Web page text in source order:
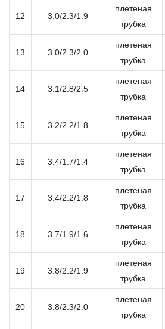
12 3.0/2.3/1.9
плетеная
трубка
13 3.0/2.3/2.0
плетеная
трубка
14 3.1/2.8/2.5
плетеная
трубка
15 3.2/2.2/1.8
плетеная
трубка
16 3.4/1.7/1.4
плетеная
трубка
17 3.4/2.2/1.8
плетеная
трубка
18 3.7/1.9/1.6
плетеная
трубка
19 3.8/2.2/1.9
плетеная
трубка
20 3.8/2.3/2.0
плетеная
трубка